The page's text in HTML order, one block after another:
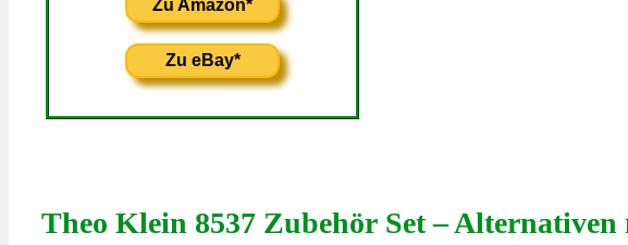
Zu Amazon*
Zu eBay*
Theo Klein 8537 Zubehör Set – Alternativen